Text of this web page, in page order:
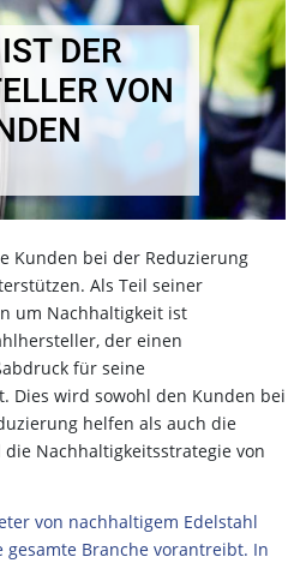
DER
VON
Kunden bei der Reduzierung
Als Teil seiner
um Nachhaltigkeit ist
der einen
für seine
Dies wird sowohl den Kunden bei
helfen als auch die
Nachhaltigkeitsstrategie von
von nachhaltigem Edelstahl
Branche vorantreibt. In